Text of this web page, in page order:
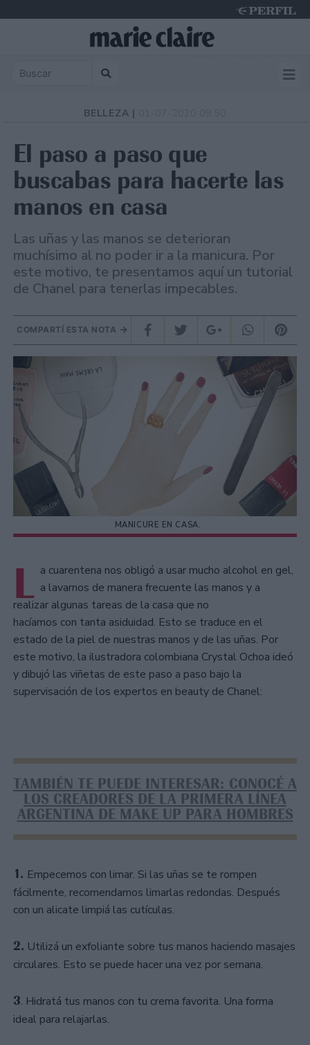
BELLEZA |
El paso a paso que
buscabas para hacerte las
manos en casa
Las uñas y las manos se deterioran
muchísimo al no poder ir a la manicura. Por
este motivo, te presentamos aquí un tutorial
de Chanel para tenerlas impecables.
COMPARTÍ ESTA NOTA
MANICURE EN CASA.
L a cuarentena nos obligó a usar mucho alcohol en gel,
a lavarnos de manera frecuente las manos y a
realizar algunas tareas de la casa que no
hacíamos con tanta asiduidad. Esto se traduce en el
estado de la piel de nuestras manos y de las uñas. Por
este motivo, la ilustradora colombiana Crystal Ochoa ideó
y dibujó las viñetas de este paso a paso bajo la
supervisación de los expertos en beauty de Chanel:
TAMBIÉN TE PUEDE INTERESAR: CONOCÉ A
LOS CREADORES DE LA PRIMERA LÍNEA
ARGENTINA DE MAKE UP PARA HOMBRES
1. Empecemos con limar. Si las uñas se te rompen
fácilmente, recomendamos limarlas redondas. Después
con un alicate limpiá las cutículas.
2. Utilizá un exfoliante sobre tus manos haciendo masajes
circulares. Esto se puede hacer una vez por semana.
3. Hidratá tus manos con tu crema favorita. Una forma
ideal para relajarlas.